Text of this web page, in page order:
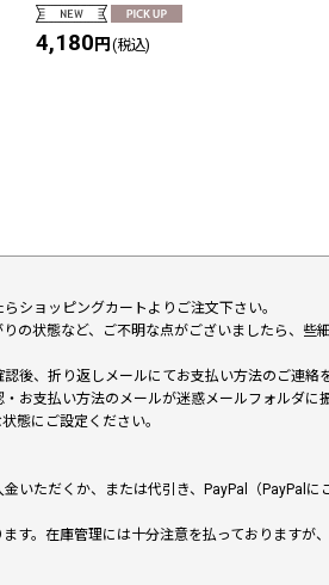
4,180円 (税込)
ショッピングカートよりご注文下さい。
の状態など、ご不明な点がございましたら、些
後、折り返しメールにてお支払い方法のご連絡
お支払い方法のメールが迷惑メールフォルダ
態にご設定ください。
いただくか、または代引き、PayPal（PayPal
す。在庫管理には十分注意を払っております